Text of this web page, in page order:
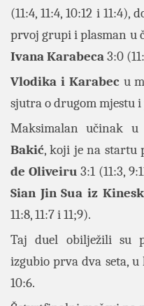
(11:4, 11:4, 10:12 i
prvoj grupi i plasman u
Ivana Karabeca3:0
Vlodika i Karabecu
sjutra o drugom mjestu
Maksimalan učinak
Bakić, koji je na startu
de Oliveiru 3:1 (11:3,
Sian Jin Sua iz
11:8, 11:7 i 11;9).
Taj duel obilježili su
izgubio prva dva seta,
10:6.